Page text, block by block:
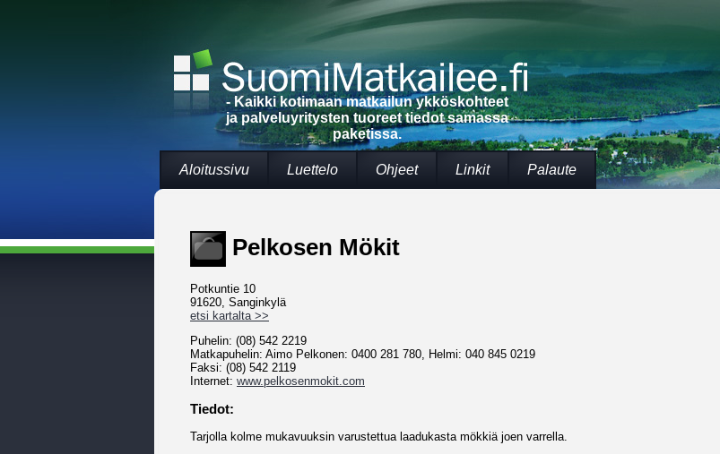
- Kaikki kotimaan matkailun ykköskohteet
ja palveluyritysten tuoreet tiedot samassa
paketissa.
Aloitussivu Luettelo Ohjeet Linkit Palaute
Pelkosen Mökit
Potkuntie 10
91620, Sanginkylä
etsi kartalta >>
Puhelin: (08) 542 2219
Matkapuhelin: Aimo Pelkonen: 0400 281 780, Helmi: 040 845 0219
Faksi: (08) 542 2119
Internet: www.pelkosenmokit.com
Tiedot:
Tarjolla kolme mukavuuksin varustettua laadukasta mökkiä joen varrella.